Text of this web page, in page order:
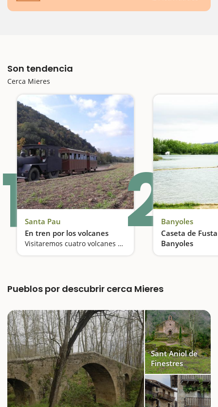
Son tendencia
Cerca Mieres
1Santa Pau
En tren por los volcanes
Visitaremos cuatro volcanes de la Garrotxa 2Banyoles
Caseta de
Banyoles
El baño más
Pueblos por descubrir cerca Mieres
Sant Aniol de
Finestres